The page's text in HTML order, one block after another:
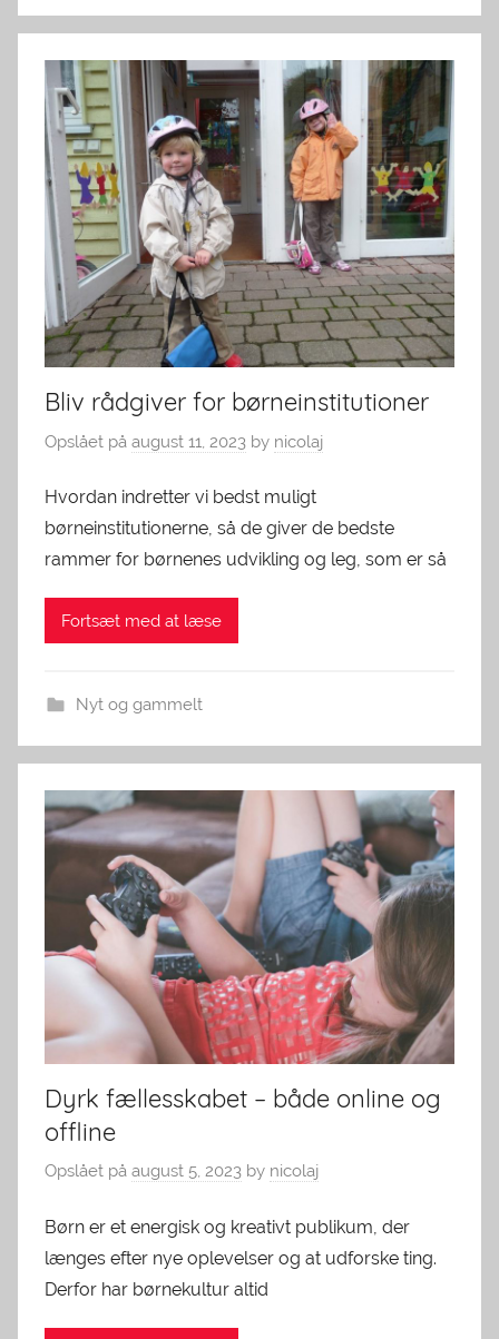
Bliv rådgiver for børneinstitutioner
Opslået på august 11, 2023 by nicolaj
Hvordan indretter vi bedst muligt
børneinstitutionerne, så de giver de bedste
rammer for børnenes udvikling og leg, som er så
Fortsæt med at læse
Nyt og gammelt
Dyrk fællesskabet – både online og
offline
Opslået på august 5, 2023 by nicolaj
Børn er et energisk og kreativt publikum, der
længes efter nye oplevelser og at udforske ting.
Derfor har børnekultur altid